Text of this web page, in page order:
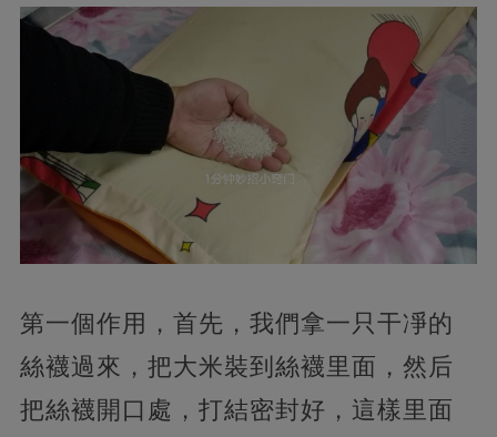
第一個作用，首先，我們拿一只干凈的
絲襪過來，把大米裝到絲襪里面，然后
把絲襪開口處，打結密封好，這樣里面